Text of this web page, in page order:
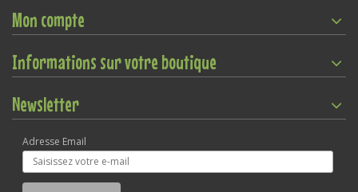
Mon compte
Informations sur votre boutique
Newsletter
Adresse Email